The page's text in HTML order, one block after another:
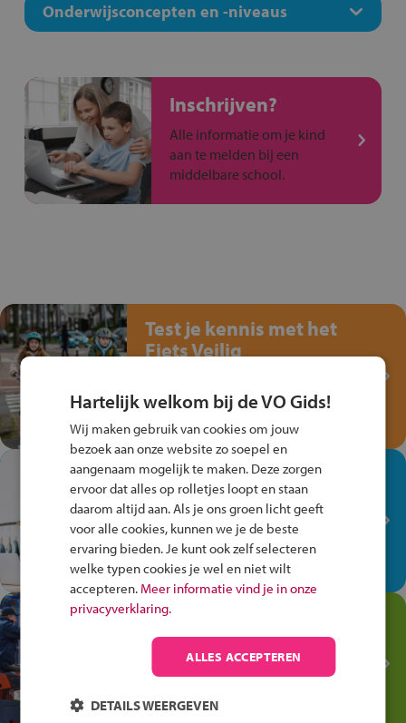
Onderwijsconcepten en -niveaus
Inschrijven?
Alle informatie om je kind
aan te melden bij een
middelbare school.
Test je kennis met het
Fiets Veilig
Speel het Fiets Veilig Verkeersspel
en win een Cortina-fiets!
In de winkel ben je op je
plek!
Ontdek via het vmbo jouw talent
op de winkelvloer, waar elke dag
anders is!
Jouw talent in de
Transport en Logistiek
Kies voor vmbo Transport en
thuiskomen!
Hartelijk welkom bij de VO Gids!
Wij maken gebruik van cookies om jouw
bezoek aan onze website zo soepel en
aangenaam mogelijk te maken. Deze zorgen
ervoor dat alles op rolletjes loopt en staan
daarom altijd aan. Als je ons groen licht geeft
voor alle cookies, kunnen we je de beste
ervaring bieden. Je kunt ook zelf selecteren
welke typen cookies je wel en niet wilt
accepteren. Meer informatie vind je in onze
privacyverklaring.
ALLES ACCEPTEREN
DETAILS WEERGEVEN